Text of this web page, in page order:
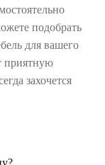
подобрать
для вашего
приятную
захочется